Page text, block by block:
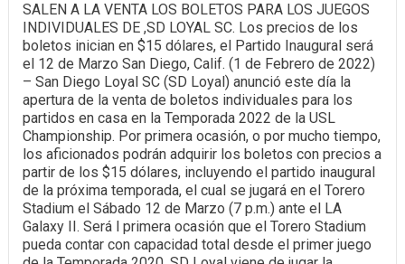
SALEN A LA VENTA LOS BOLETOS PARA LOS JUEGOS
INDIVIDUALES DE ,SD LOYAL SC. Los precios de los
boletos inician en $15 dólares, el Partido Inaugural será
el 12 de Marzo San Diego, Calif. (1 de Febrero de 2022)
– San Diego Loyal SC (SD Loyal) anunció este día la
apertura de la venta de boletos individuales para los
partidos en casa en la Temporada 2022 de la USL
Championship. Por primera ocasión, o por mucho tiempo,
los aficionados podrán adquirir los boletos con precios a
partir de los $15 dólares, incluyendo el partido inaugural
de la próxima temporada, el cual se jugará en el Torero
Stadium el Sábado 12 de Marzo (7 p.m.) ante el LA
Galaxy II. Será l primera ocasión que el Torero Stadium
pueda contar con capacidad total desde el primer juego